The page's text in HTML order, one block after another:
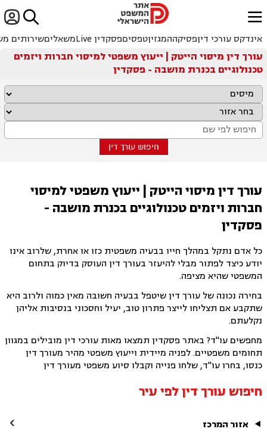

ﱐ
אינדקס עורכי דיןפסיקההמגזיןטפסיםפסקדין Live משאליםשירותים
עורך דין מיסוי הייטק | ייעוץ משפטי למיסוי חברות ויזמים
טכנולוגיים בכנרת מושבה - פסקדין
חיפוש עורך דין
עורך דין מיסוי הייטק | ייעוץ משפטי למיסוי
חברות ויזמים טכנולוגיים בכנרת מושבה -
פסקדין
כל אדם נתקל במהלך חייו בבעיה משפטית כזו או אחרת, שלרוב אינו
יודע כיצד לפתור מבלי להיעזר בעורך דין העוסק בדיוק בתחום
המשפטי שהיא מציפה.
בחירה נכונה של עורך דין שיטפל בבעיה חשובה מאין כמוה ולרוב היא
שתקבע אם תצליחו לייצר פתרון טוב, יעיל וחסכוני בנסיבות אליהן
נקלעתם.
מחפשים עו"ד? באתר פסקדין תמצאו מאות עורכי דין מובילים במגוון
תחומים משפטיים. לפניה מיידית וייעוץ משפטי מהיר מעורך דין
כנסו, בחרו עו"ד, שלחו פנייה וקבלו סיוע משפטי מעורך דין
חיפוש עורך דין לפי עיר
אזור המרכז 